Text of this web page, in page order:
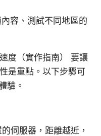
容、測試不同地區的
度（實作指南） 要讓
是重點。以下步驟可
驗。
伺服器，距離越近，